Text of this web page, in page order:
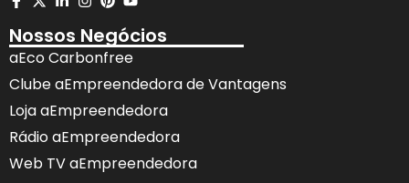
Nossos Negócios
aEco Carbonfree
Clube aEmpreendedora de Vantagens
Loja aEmpreendedora
Rádio aEmpreendedora
Web TV aEmpreendedora